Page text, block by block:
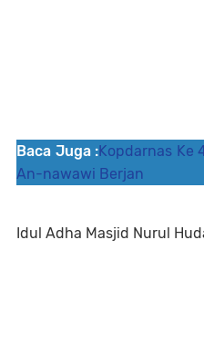
Baca Juga :Kopdarnas Ke
An-nawawi Berjan
Idul Adha Masjid Nurul